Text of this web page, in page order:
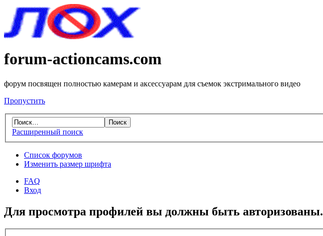
forum-actioncams.com
форум посвящен полностью камерам и аксессуарам для съемок экстримального видео
Пропустить
Расширенный поиск
Список форумов
Изменить размер шрифта
FAQ
Вход
Для просмотра профилей вы должны быть авторизованы.